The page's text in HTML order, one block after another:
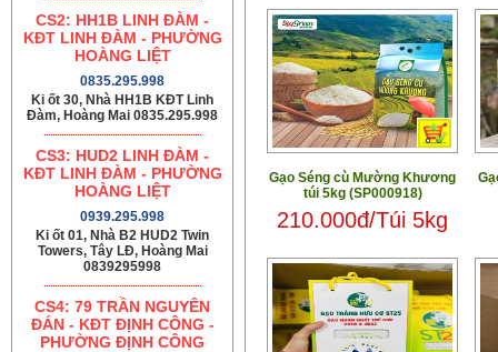
CS2: HH1B LINH ĐÀM -
KĐT LINH ĐÀM - PHƯỜNG
HOÀNG LIỆT
0835.295.998
Ki ốt 30, Nhà HH1B KĐT Linh
Đàm, Hoàng Mai 0835.295.998
CS3: HUD2 LINH ĐÀM -
KĐT LINH ĐÀM - PHƯỜNG
HOÀNG LIỆT
0939.295.998
Ki ốt 01, Nhà B2 HUD2 Twin
Towers, Tây LĐ, Hoàng Mai
0839295998
CS4: 79 TRẦN NGUYÊN
ĐÁN - KĐT ĐỊNH CÔNG -
PHƯỜNG ĐỊNH CÔNG
Gạo Séng cù Mường Khương
túi 5kg (SP000918)
210.000đ/Túi 5kg